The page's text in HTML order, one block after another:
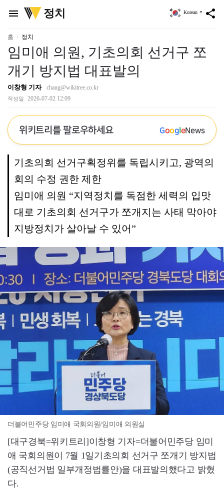
menu
위
키
정치 share
Korean ▼
홈 정치
임미애 의원, 기초의회 선거구 쪼
개기 방지법 대표발의
이창형 기자 chang@wikitree.co.kr
작성일 2026-07-02 12:09
위키트리를 팔로우하세요 GoogleNews
기초의회 선거구획정위를 독립시키고, 광역의
회의 수정 권한 제한
임미애 의원 “지역정치를 독점한 세력의 입맛
대로 기초의회 선거구가 쪼개지는 사태 막아야
지방정치가 살아날 수 있어”
더불어민주당 임미애 국회의원/임미애 의원실
[대구경북=위키트리]이창형 기자=더불어민주당 임미
애 국회의원이 7월 1일기초의회 선거구 쪼개기 방지법
(공직선거법 일부개정법률안)을 대표발의했다고 밝혔
다.